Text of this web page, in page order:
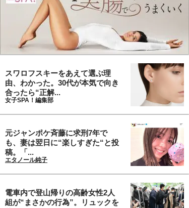
スワロフスキーをあえて選ぶ理
由、わかった。30代が本気で向き
合ったら“正解...
女子SPA！編集部
元ジャンポケ斉藤に求刑7年で
も、妻は翌日に“楽しすぎた“と投
稿。「...
エタノール純子
電車内で登山帰りの高齢女性2人
組が“まさかの行為”。リュックを